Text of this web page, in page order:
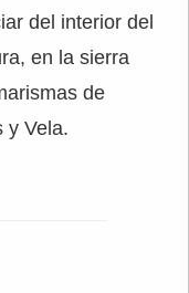
del interior del
en la sierra
de
y Vela.